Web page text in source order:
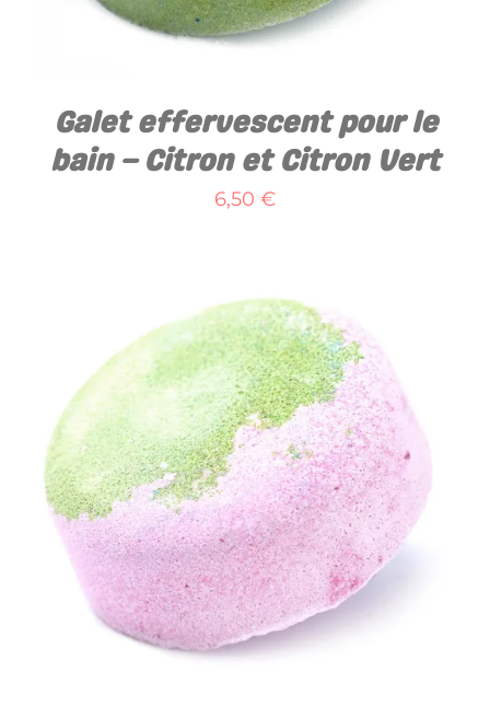
Galet effervescent pour le
bain – Citron et Citron Vert
6,50 €
AJOUTER AU PANIER
/
DÉTAILS